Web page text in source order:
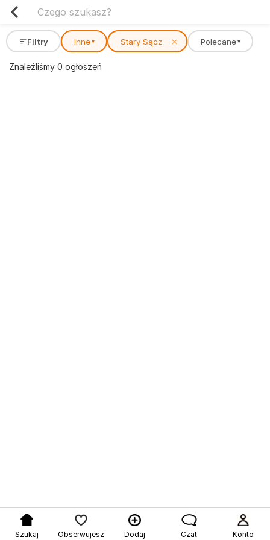
Filtry Inne ▾ Stary Sącz ✕ Polecane ▾
Znaleźliśmy 0 ogłoszeń
Szukaj Obserwujesz Dodaj Czat Konto